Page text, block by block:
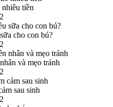
tiền
cho con bú?
và mẹo tránh
sau sinh